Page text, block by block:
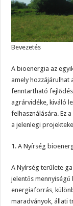
Bevezetés
A bioenergia az
amely hozzájárulhat
fenntartható
agrárvidéke, kiváló
felhasználására. Ez
a jelenlegi
1. A Nyírség
A Nyírség területe
jelentős
energiaforrás,
maradványok, állati